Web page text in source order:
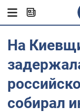
На
собирал